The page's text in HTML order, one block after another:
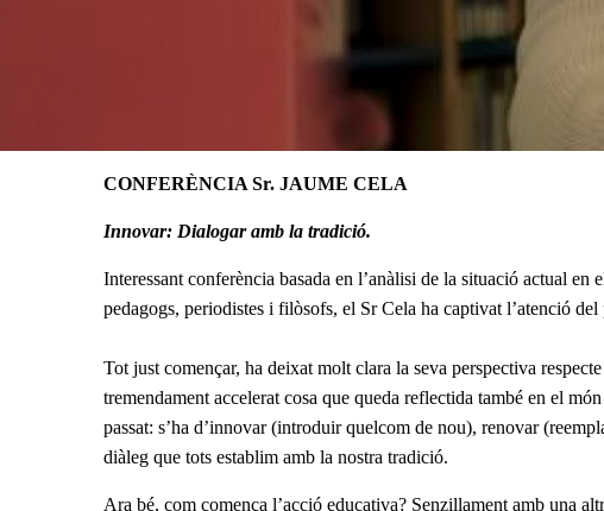
CONFERÈNCIA Sr. JAUME CELA
Innovar: Dialogar amb la tradició.
Interessant conferència basada en l’anàlisi de la situació actual
pedagogs, periodistes i filòsofs, el Sr Cela ha captivat l’atenció del
Tot just començar, ha deixat molt clara la seva perspectiva
tremendament accelerat cosa que queda reflectida també en el
passat: s’ha d’innovar (introduir quelcom de nou), renovar
diàleg que tots establim amb la nostra tradició.
Ara bé, com comença l’acció educativa? Senzillament amb una